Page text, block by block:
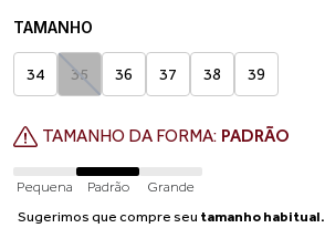
TAMANHO
34 35 36 37 38 39
TAMANHO DA FORMA: PADRÃO
Pequena Padrão
Grande
Sugerimos que compre seu tamanho habitual.